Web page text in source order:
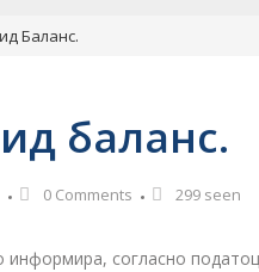
Баланс.
баланс.
0 Comments 299 seen
согласно